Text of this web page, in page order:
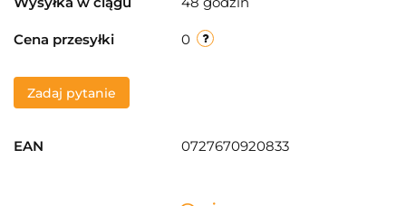
Cena przesyłki 0
Zadaj pytanie
EAN 0727670920833